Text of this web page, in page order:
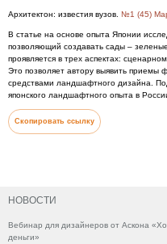
НОВОСТИ
Вебинар для дизайнеров от Аскона
деньги»
Архитектон: известия вузов. №1 (45)
В статье на основе опыта Японии
позволяющий создавать сады –
проявляется в трех аспектах:
Это позволяет автору выявить приемы
средствами ландшафтного дизайна.
японского ландшафтного опыта в
Скопировать ссылку